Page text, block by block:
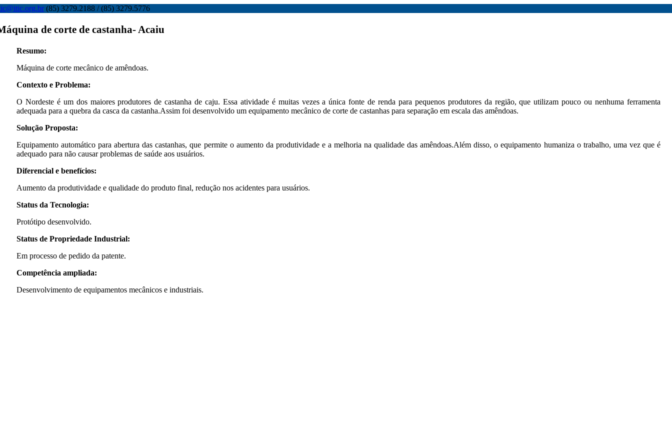
(85) 3279.2188 / (85) 3279.5776
de corte de castanha- Acaiu
Resumo:
Máquina de corte mecânico de amêndoas.
Contexto e Problema:
O Nordeste é um dos maiores produtores de castanha de caju. Essa atividade é muitas vezes a única fonte de renda para pequenos produtores da região, que utilizam pouco ou nenhuma ferramenta
adequada para a quebra da casca da castanha.Assim foi desenvolvido um equipamento mecânico de corte de castanhas para separação em escala das amêndoas.
Solução Proposta:
Equipamento automático para abertura das castanhas, que permite o aumento da produtividade e a melhoria na qualidade das amêndoas.Além disso, o equipamento humaniza o trabalho, uma vez que é
adequado para não causar problemas de saúde aos usuários.
Diferencial e benefícios:
Aumento da produtividade e qualidade do produto final, redução nos acidentes para usuários.
Status da Tecnologia:
Protótipo desenvolvido.
Status de Propriedade Industrial:
Em processo de pedido da patente.
Competência ampliada:
Desenvolvimento de equipamentos mecânicos e industriais.